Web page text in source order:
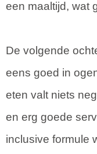
een maaltijd, wat
De volgende
eens goed in
eten valt niets
en erg goede
inclusive formule